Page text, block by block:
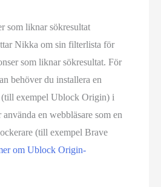
som liknar sökresultat
Nikka om sin filterlista för
som liknar sökresultat. För
behöver du installera en
(till exempel Ublock Origin) i
en webbläsare som en
(till exempel Brave
om Ublock Origin-